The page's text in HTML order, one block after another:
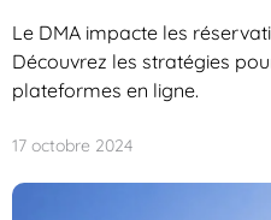
Le DMA impacte les
Découvrez les stratégies
plateformes en ligne.
17 octobre 2024